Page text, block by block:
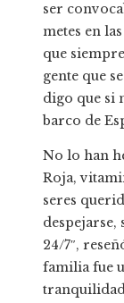
ser
metes en
que
gente que
digo que si
barco de
No lo han
Roja,
seres
despejarse,
24/7″,
familia fue